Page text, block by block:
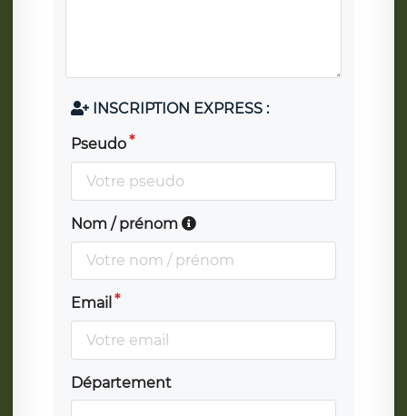
INSCRIPTION EXPRESS :
Pseudo
Nom / prénom
Email
Département